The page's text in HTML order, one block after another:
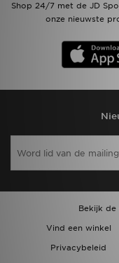
Shop 24/7 met de JD
onze nieuwste
Bekijk
Vind een winkel
Privacybeleid
Bestelling traceren